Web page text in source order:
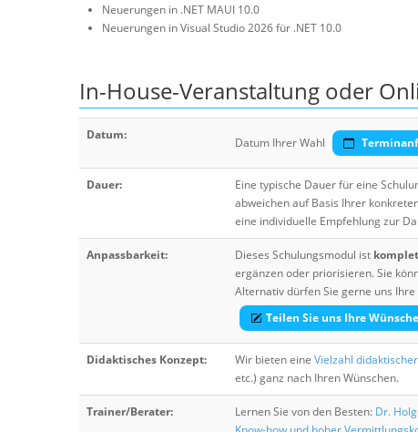
Neuerungen in .NET MAUI 10.0
Neuerungen in Visual Studio 2026 für .NET 10.0
In-House-Veranstaltung oder
Datum:
Datum Ihrer Wahl
Dauer: Eine typische Dauer für eine
abweichen auf Basis Ihrer
eine individuelle Empfehlung zur
Anpassbarkeit: Dieses Schulungsmodul ist
ergänzen oder priorisieren. Sie
Alternativ dürfen Sie gerne uns
Teilen Sie uns Ihre
Didaktisches Konzept: Wir bieten eine Vielzahl
etc.) ganz nach Ihren Wünschen.
Trainer/Berater: Lernen Sie von den Besten: Dr.